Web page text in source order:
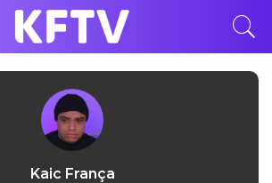
Kaic França